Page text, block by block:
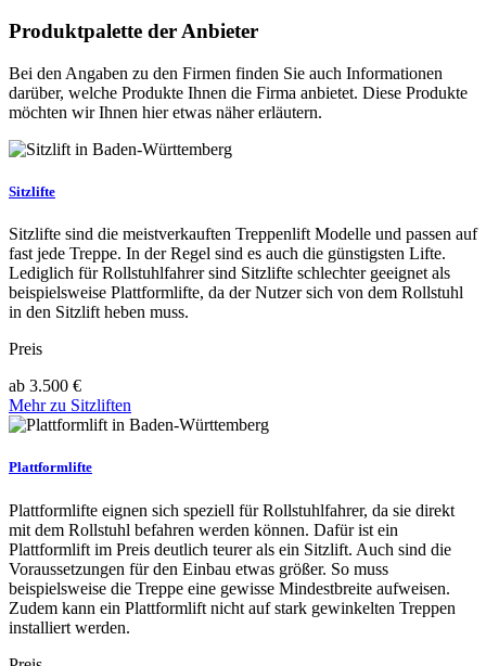
Produktpalette der Anbieter
Bei den Angaben zu den Firmen finden Sie auch Informationen
darüber, welche Produkte Ihnen die Firma anbietet. Diese Produkte
möchten wir Ihnen hier etwas näher erläutern.
Sitzlifte
Sitzlifte sind die meistverkauften Treppenlift Modelle und passen auf
fast jede Treppe. In der Regel sind es auch die günstigsten Lifte.
Lediglich für Rollstuhlfahrer sind Sitzlifte schlechter geeignet als
beispielsweise Plattformlifte, da der Nutzer sich von dem Rollstuhl
in den Sitzlift heben muss.
Preis
ab 3.500 €
Mehr zu Sitzliften
Plattformlifte
Plattformlifte eignen sich speziell für Rollstuhlfahrer, da sie direkt
mit dem Rollstuhl befahren werden können. Dafür ist ein
Plattformlift im Preis deutlich teurer als ein Sitzlift. Auch sind die
Voraussetzungen für den Einbau etwas größer. So muss
beispielsweise die Treppe eine gewisse Mindestbreite aufweisen.
Zudem kann ein Plattformlift nicht auf stark gewinkelten Treppen
installiert werden.